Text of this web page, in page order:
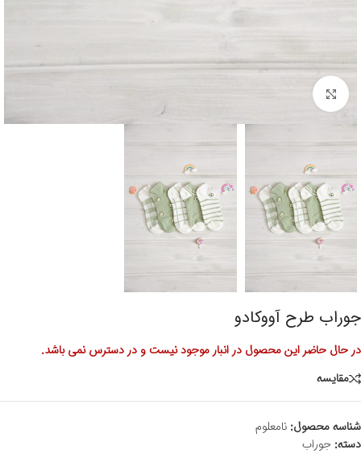
برای بزرگنمایی کلیک کنید
جوراب طرح آووکادو
در حال حاضر این محصول در انبار موجود نیست و در دسترس نمی باشد.
مقايسه
شناسه محصول: نامعلوم
دسته: جوراب